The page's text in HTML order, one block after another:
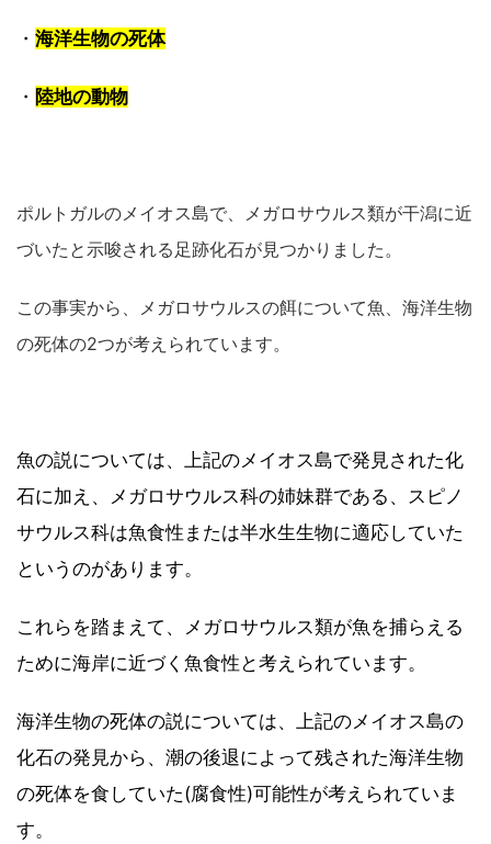
・ 海洋生物の死体
・ 陸地の動物
ポルトガルのメイオス島で、メガロサウルス類が干潟に近
づいたと示唆される足跡化石が見つかりました。
この事実から、メガロサウルスの餌について魚、海洋生物
の死体の2つが考えられています。
魚の説については、上記のメイオス島で発見された化
石に加え、メガロサウルス科の姉妹群である、スピノ
サウルス科は魚食性または半水生生物に適応していた
というのがあります。
これらを踏まえて、メガロサウルス類が魚を捕らえる
ために海岸に近づく魚食性と考えられています。
海洋生物の死体の説については、上記のメイオス島の
化石の発見から、潮の後退によって残された海洋生物
の死体を食していた(腐食性)可能性が考えられていま
す。